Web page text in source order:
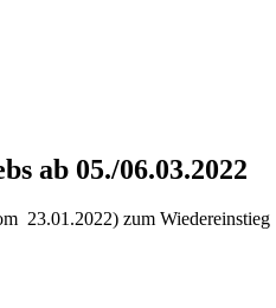
ab 05./06.03.2022
23.01.2022) zum Wiedereinstieg